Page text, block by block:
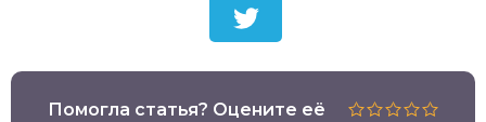
Помогла статья? Оцените её